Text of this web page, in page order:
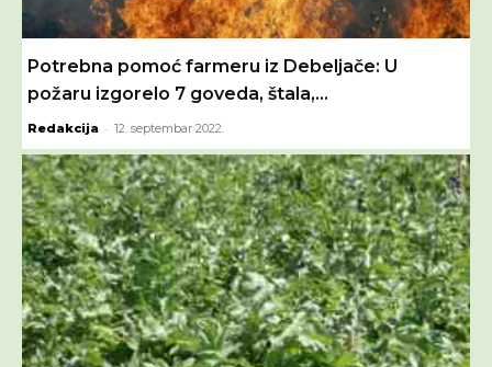
Potrebna pomoć farmeru iz Debeljače: U
požaru izgorelo 7 goveda, štala,...
Redakcija - 12. septembar 2022.